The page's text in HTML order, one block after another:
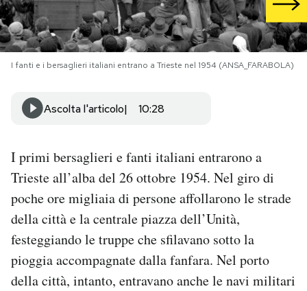
I MIEI PREFERITI
AREA PERSONALE
Area Personale
Newsletter
Notifiche mobile
Regala il Post
Hai bisogno di aiuto?
I fanti e i bersaglieri italiani entrano a Trieste nel 1954 (ANSA_FARABOLA)
Ascolta l'articolo 10:28
I primi bersaglieri e fanti italiani entrarono a
Trieste all’alba del 26 ottobre 1954. Nel giro di
poche ore migliaia di persone affollarono le strade
della città e la centrale piazza dell’Unità,
festeggiando le truppe che sfilavano sotto la
pioggia accompagnate dalla fanfara. Nel porto
della città, intanto, entravano anche le navi militari